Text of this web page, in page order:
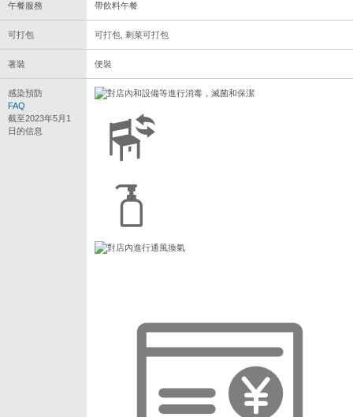
午餐服務 帶飲料午餐
可打包 可打包, 剩菜可打包
著裝 便裝
感染預防
FAQ
截至2023年5月1
日的信息